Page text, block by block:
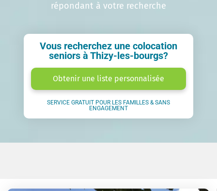
répondant à votre recherche
Vous recherchez une colocation
seniors à Thizy-les-bourgs?
Obtenir une liste personnalisée
SERVICE GRATUIT POUR LES FAMILLES & SANS
ENGAGEMENT